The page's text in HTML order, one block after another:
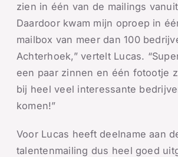
zien in één van de mailings
Daardoor kwam mijn oproep in
mailbox van meer dan 100
Achterhoek,” vertelt Lucas.
een paar zinnen en één fotootje
bij heel veel interessante
komen!”
Voor Lucas heeft deelname aan
talentenmailing dus heel goed